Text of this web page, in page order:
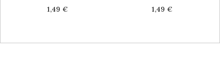
Price
1,49 €
Price
1,49 €